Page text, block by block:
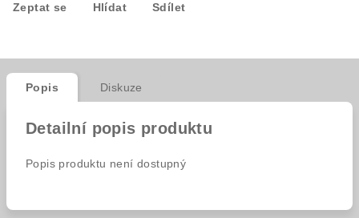
Zeptat se Hlídat Sdílet
Popis Diskuze
Detailní popis produktu
Popis produktu není dostupný